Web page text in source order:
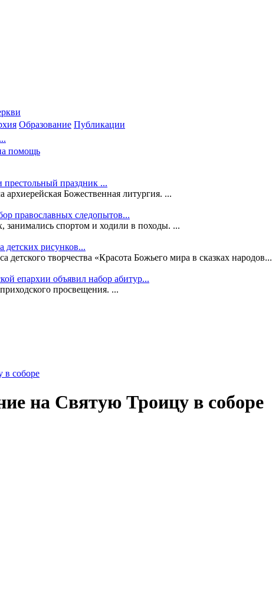
Образование Публикации
помощь
престольный праздник ...
Божественная литургия. ...
православных следопытов...
занимались спортом и ходили в походы. ...
детских рисунков...
творчества «Красота Божьего мира в сказках народов...
епархии объявил набор абитур...
просвещения. ...
в соборе
на Святую Троицу в соборе